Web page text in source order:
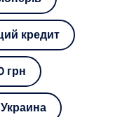
кредит
грн